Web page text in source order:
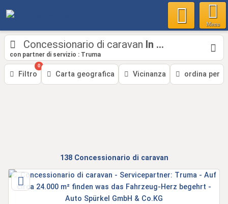
Menu
Concessionario di caravan In ...
con partner di servizio : Truma
Filtro
0
Carta geografica Vicinanza ordina per
138Concessionario di caravan